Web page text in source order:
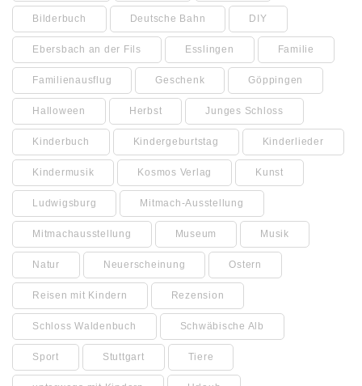
Bilderbuch Deutsche Bahn DIY
Ebersbach an der Fils Esslingen Familie
Familienausflug Geschenk Göppingen
Halloween Herbst Junges Schloss
Kinderbuch Kindergeburtstag Kinderlieder
Kindermusik Kosmos Verlag Kunst
Ludwigsburg Mitmach-Ausstellung
Mitmachausstellung Museum Musik
Natur Neuerscheinung Ostern
Reisen mit Kindern Rezension
Schloss Waldenbuch Schwäbische Alb
Sport Stuttgart Tiere